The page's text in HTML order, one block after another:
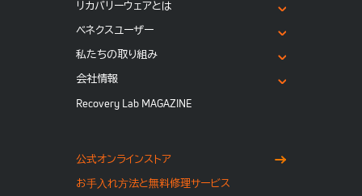
リカバリーウェアとは
ベネクスユーザー
私たちの取り組み
会社情報
Recovery Lab MAGAZINE
公式オンラインストア
お⼿⼊れ⽅法と無料修理サービス